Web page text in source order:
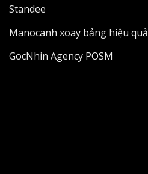
Standee
Manocanh xoay bảng hiệu
GocNhin Agency POSM